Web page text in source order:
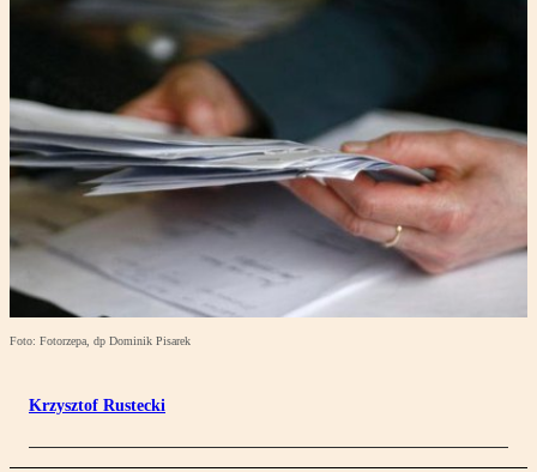
Foto: Fotorzepa, dp Dominik Pisarek
Krzysztof Rustecki